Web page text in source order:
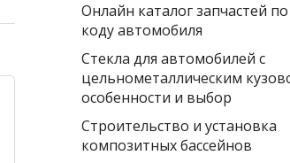
Онлайн каталог запчастей
коду автомобиля
Стекла для автомобилей с
цельнометаллическим
особенности и выбор
Строительство и установка
композитных бассейнов